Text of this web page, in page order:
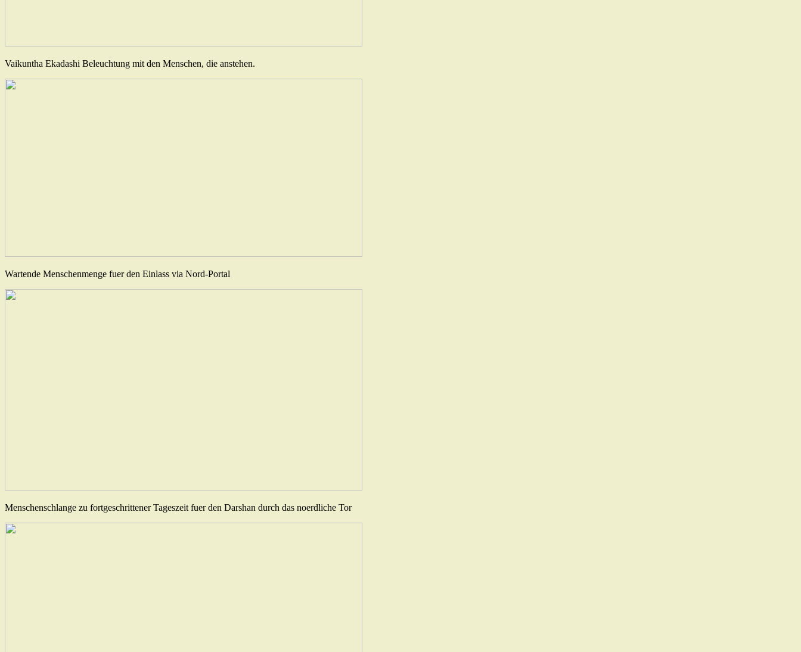
Vaikuntha Ekadashi Beleuchtung mit den Menschen, die anstehen.
Wartende Menschenmenge fuer den Einlass via Nord-Portal
Menschenschlange zu fortgeschrittener Tageszeit fuer den Darshan durch das noerdliche Tor